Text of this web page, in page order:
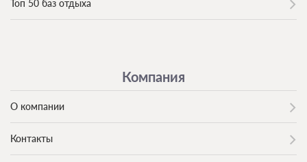
Топ 50 баз отдыха
Компания
О компании
Контакты